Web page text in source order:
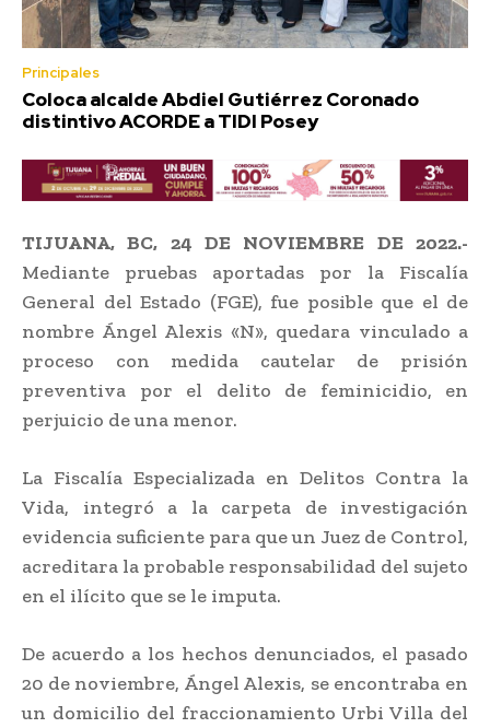
Principales
Coloca alcalde Abdiel Gutiérrez Coronado
distintivo ACORDE a TIDI Posey
TIJUANA, BC, 24 DE NOVIEMBRE DE 2022.-
Mediante pruebas aportadas por la Fiscalía
General del Estado (FGE), fue posible que el de
nombre Ángel Alexis «N», quedara vinculado a
proceso con medida cautelar de prisión
preventiva por el delito de feminicidio, en
perjuicio de una menor.
La Fiscalía Especializada en Delitos Contra la
Vida, integró a la carpeta de investigación
evidencia suficiente para que un Juez de Control,
acreditara la probable responsabilidad del sujeto
en el ilícito que se le imputa.
De acuerdo a los hechos denunciados, el pasado
20 de noviembre, Ángel Alexis, se encontraba en
un domicilio del fraccionamiento Urbi Villa del